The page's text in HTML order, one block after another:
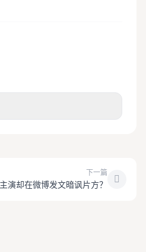
下一篇
演却在微博发文暗讽片方？